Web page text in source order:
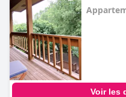
Voir les